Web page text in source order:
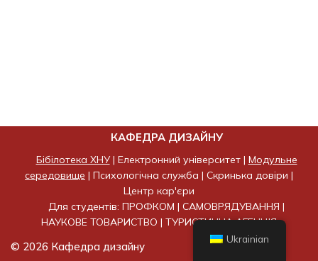
КАФЕДРА ДИЗАЙНУ
Бібілотека ХНУ| Електронний університет| Модульне
середовище | Психологічна служба | Скринька довіри |
Центр кар'єри
Для студентів: ПРОФКОМ | САМОВРЯДУВАННЯ |
НАУКОВЕ ТОВАРИСТВО | ТУРИСТИЧНА АГЕНЦІЯ
© 2026 Кафедра дизайну
Ukrainian